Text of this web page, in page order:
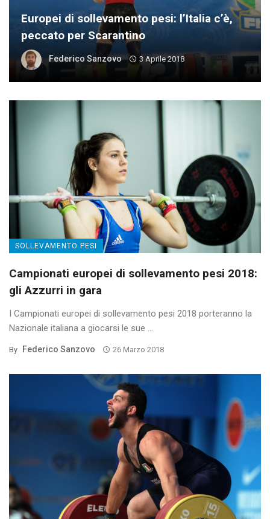
Europei di sollevamento pesi: l’Italia c’è,
peccato per Scarantino
Federico Sanzovo 3 Aprile 2018
SOLLEVAMENTO PESI
Campionati europei di sollevamento pesi 2018:
gli Azzurri in gara
I Campionati europei di sollevamento pesi 2018 porteranno la
Nazionale italiana a giocarsi le sue ...
By Federico Sanzovo 26 Marzo 2018